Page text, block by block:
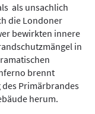
als unsachlich
die Londoner
bewirkten innere
in
brennt
Primärbran­des
herum.